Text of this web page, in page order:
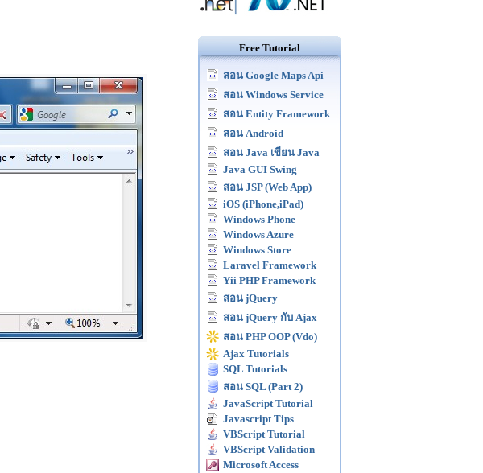
Free Tutorial
สอน Google Maps Api
สอน Windows Service
สอน Entity Framework
สอน Android
สอน Java เขียน Java
Java GUI Swing
สอน JSP (Web App)
iOS (iPhone,iPad)
Windows Phone
Windows Azure
Windows Store
Laravel Framework
Yii PHP Framework
สอน jQuery
สอน jQuery กับ Ajax
สอน PHP OOP (Vdo)
Ajax Tutorials
SQL Tutorials
สอน SQL (Part 2)
JavaScript Tutorial
Javascript Tips
VBScript Tutorial
VBScript Validation
Microsoft Access